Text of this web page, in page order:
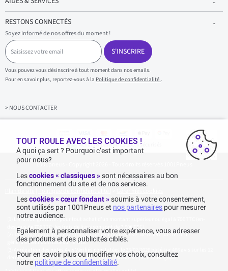
RESTONS CONNECTÉS
Soyez informé de nos offres du moment !
S
a
i
s
i
s
z
v
S'INSCRIRE
Vous pouvez vous désinscrire à tout moment dans nos emails.
Pour en savoir plus, reportez-vous à la Politique de confidentialité..
> NOUS CONTACTER
Achats & paiements 100% sécurisés
1001pneus - Copyright 2026 - Tous droits réservés 1001Pneus
Livraison gratuite : pour tout achat d'un montant supérieur ou égal à 70€ TTC (en-
dessous de 70€ TTC, les frais de livraison sont de 7,90€ TTC).
Tarif catalogue manufacturier en vigueur non remisé. Ne reflète pas le tarif
généralement constaté sur le site.
Agrégation des notes Avis Vérifiés constatées le 23/02/2026 basé sur 468 avis sur les 12
derniers mois et un total de 623 avis depuis le 03/06/2022 pour la Belgique.
TOUT ROULE AVEC LES COOKIES !
A quoi ça sert ? Pourquoi c’est important
pour nous?
Lescookies « classiques »sont nécessaires au bon
fonctionnement du site et de nos services.
Lescookies « cœur fondant » soumis à votre consentement,
sont utilisés par 1001Pneus et nos partenaires pour mesurer
notre audience.
Egalement à personnaliser votre expérience, vous adresser
des produits et des publicités ciblés.
Pour en savoir plus ou modifier vos choix, consultez
notre politique de confidentialité.